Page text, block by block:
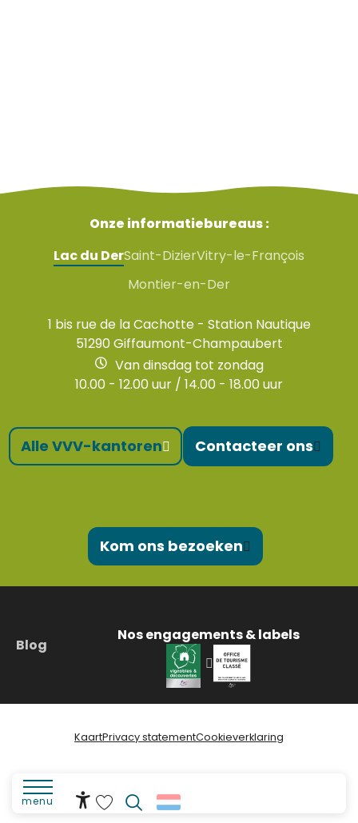
menu
Onze informatiebureaus :
Lac du DerSaint-DizierVitry-le-François
Montier-en-Der
1 bis rue de la Cachotte - Station Nautique
51290 Giffaumont-Champaubert
Van dinsdag tot zondag
10.00 - 12.00 uur / 14.00 - 18.00 uur
Alle VVV-kantoren Contacteer ons
Kom ons bezoeken
Blog
Nos engagements & labels
KaartPrivacy statementCookieverklaring